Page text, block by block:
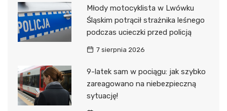
Młody motocyklista w Lwówku
Śląskim potrącił strażnika leśnego
podczas ucieczki przed policją
7 sierpnia 2026
9-latek sam w pociągu: jak szybko
zareagowano na niebezpieczną
sytuację!